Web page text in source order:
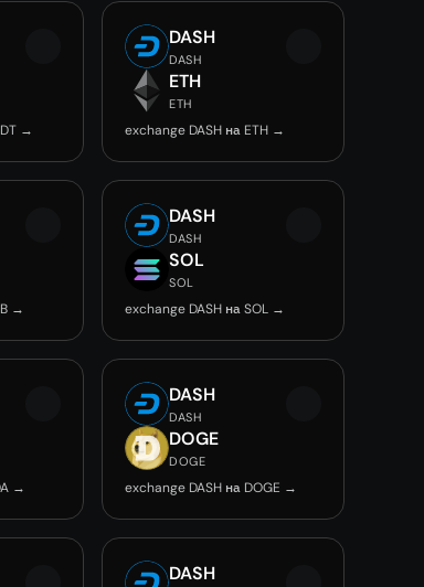
→
DASH
DASH
ETH
ETH
exchange DASH на ETH →
→
DASH
DASH
SOL
SOL
exchange DASH на SOL →
→
DASH
DASH
DOGE
DOGE
exchange DASH на DOGE →
DASH